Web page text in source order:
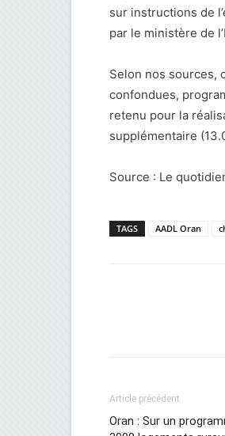
sur instructions de
par le ministère de
Selon nos sources,
confondues,
retenu pour la
supplémentaire
Source : Le
TAGS AADL Oran
Article précédent
Oran : Sur un